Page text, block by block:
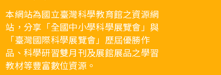
本網站為國立臺灣科學教育館之資源網
站，分享「全國中小學科學展覽會」與
「臺灣國際科學展覽會」歷屆優勝作
品、科學研習雙月刊及展館展品之學習
教材等豐富數位資源。